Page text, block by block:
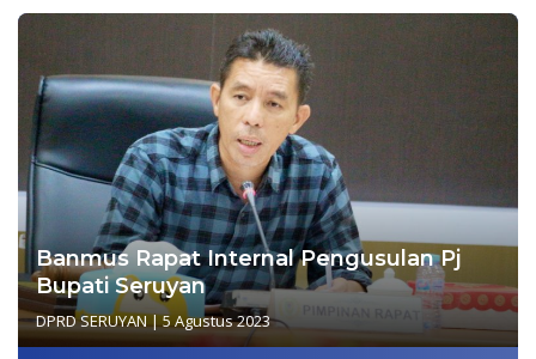
Banmus Rapat Internal Pengusulan Pj
Bupati Seruyan
DPRD SERUYAN|5 Agustus 2023